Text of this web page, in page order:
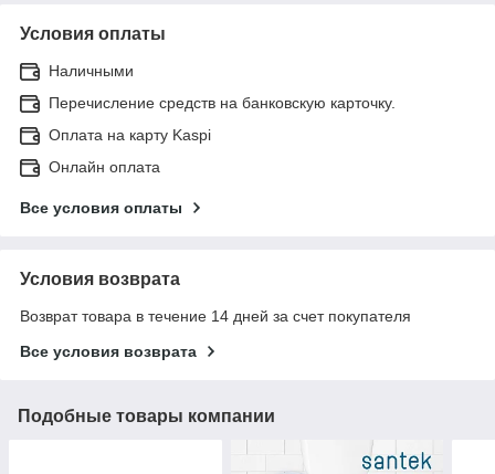
Условия оплаты
Наличными
Перечисление средств на банковскую карточку.
Оплата на карту Kaspi
Онлайн оплата
Все условия оплаты
Условия возврата
Возврат товара в течение 14 дней за счет покупателя
Все условия возврата
Подобные товары компании